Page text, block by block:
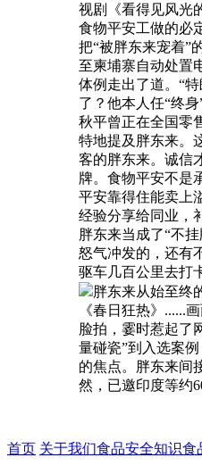
视剧《看得见风光
食物平安工做的必
把“被胖东来宠着”
至柬埔寨自动处置
体例走出了道。“
了？他本人任“终
秋平曾正在全国零
特地提及胖东来。
客的胖东来。诚信
牌。食物平安不是
平安靠得住能卖上
经验分享给同业，
胖东来当成了“不
怒气冲发的，还有
驱车几百公里去打
胖东来从始至终
《春日狂热》......
脸拍，霎时惹起了
量碰瓷”到入选案
的焦点。胖东来间
然，已邀印度等约
首页 关于我们食品安全知识食